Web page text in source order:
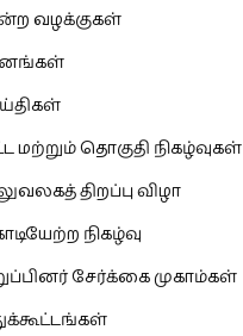
வழக்குகள்
மற்றும் தொகுதி நிகழ்வுகள்
திறப்பு விழா
நிகழ்வு
சேர்க்கை முகாம்கள்